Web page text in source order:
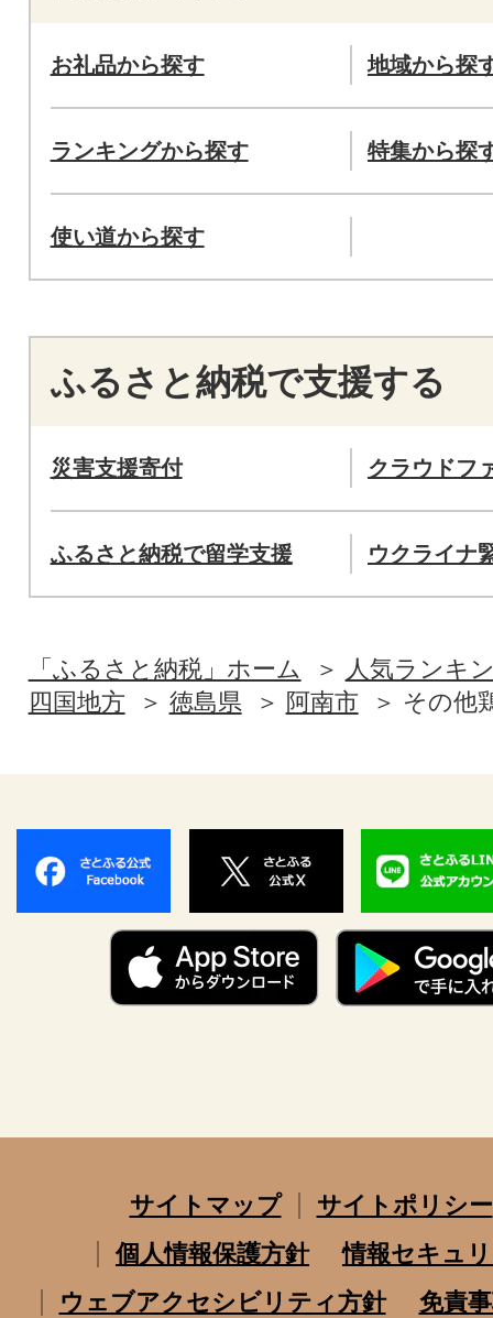
お礼品から探す 地域から探
ランキングから探す 特集から探
使い道から探す
ふるさと納税で支援する
災害支援寄付 クラウドフ
ふるさと納税で留学支援 ウクライナ
「ふるさと納税」ホーム
人気ランキ
四国地方
徳島県 阿南市 その他
サイトマップ
サイトポリシー
個人情報保護方針
情報セキュ
ウェブアクセシビリティ方針
免責